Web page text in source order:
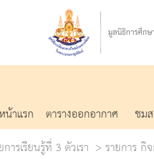
น้าแรก ตารางออกอากาศ ชม
ารเรียนรู้ที่ 3 ตัวเรา รายการ กิ